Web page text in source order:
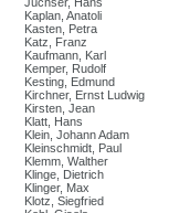
Kaplan, Anatoli
Kasten, Petra
Katz, Franz
Kaufmann, Karl
Kemper, Rudolf
Kesting, Edmund
Kirchner, Ernst Ludwig
Kirsten, Jean
Klatt, Hans
Klein, Johann Adam
Kleinschmidt, Paul
Klemm, Walther
Klinge, Dietrich
Klinger, Max
Klotz, Siegfried